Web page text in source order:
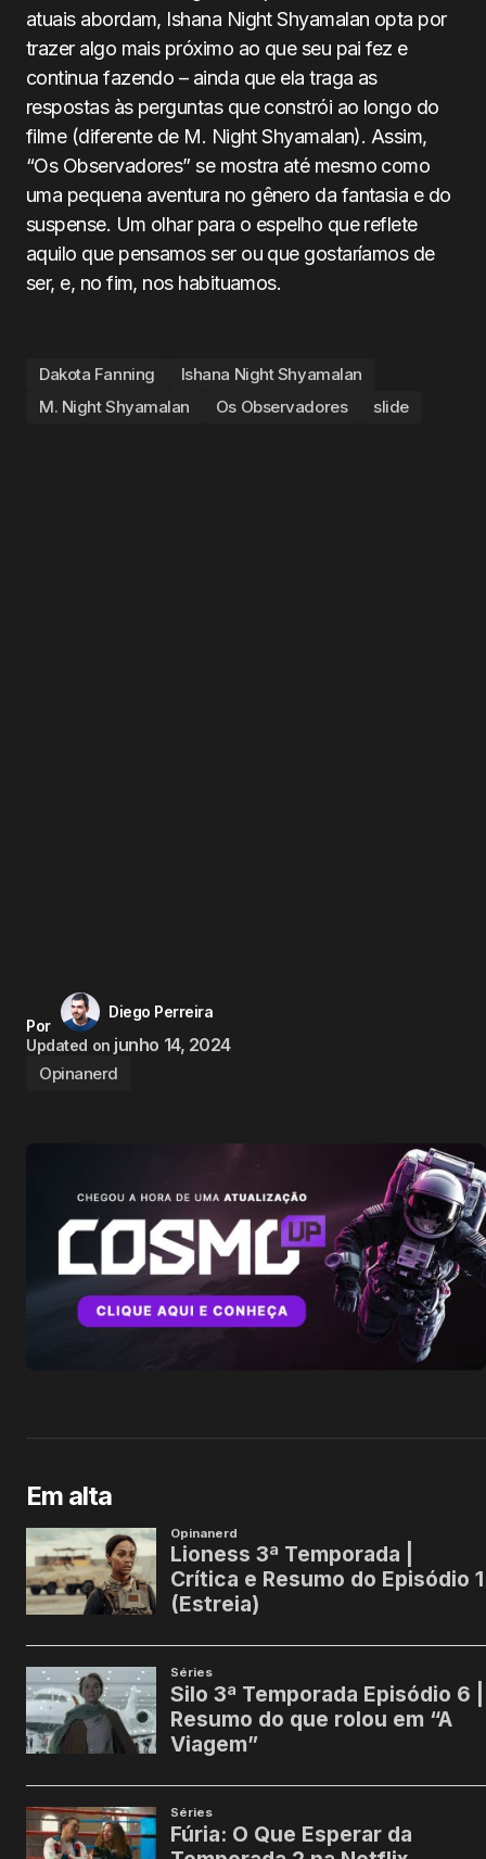
atuais abordam, Ishana Night Shyamalan opta por
trazer algo mais próximo ao que seu pai fez e
continua fazendo – ainda que ela traga as
respostas às perguntas que constrói ao longo do
filme (diferente de M. Night Shyamalan). Assim,
“Os Observadores” se mostra até mesmo como
uma pequena aventura no gênero da fantasia e do
suspense. Um olhar para o espelho que reflete
aquilo que pensamos ser ou que gostaríamos de
ser, e, no fim, nos habituamos.
Dakota Fanning
Ishana Night Shyamalan
M. Night Shyamalan
Os Observadores slide
Por
Diego Perreira
Updated on junho 14, 2024
Opinanerd
Em alta